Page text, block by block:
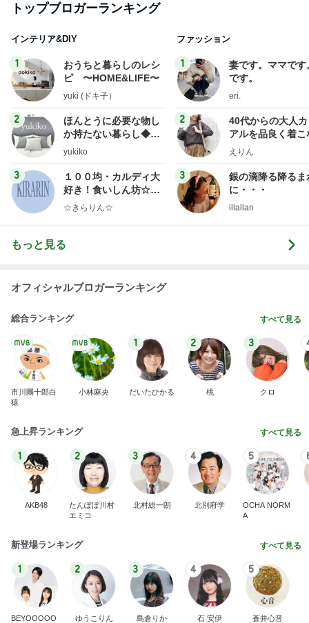
トップブロガーランキング
インテリア&DIY
1
おうちと暮らしのレシ
ピ 〜HOME&LIFE〜
yuki (ドキ子）
2
ほんとうに必要な物し
か持たない暮らし◆Ke
ep Life Simple◆〜イ
yukiko
3
１００均・カルディ大
好き！食いしん坊☆き
らりん☆のブログ
☆きらりん☆
ファッション
1
妻です。ママです
です。
eri.
2
40代からの大人
アルを品良く着こ
ファッションブロ
えりん
3
銀の滴降る降るま
に・・・
illallan
もっと見る
オフィシャルブロガーランキング
総合ランキング すべて見る
市川團十郎白
猿
小林麻央
1
だいたひかる
2
桃
3
クロ
急上昇ランキング すべて見る
1
AKB48
2
たんぽぽ川村
エミコ
3
北村総一朗
4
北別府学
5
OCHA NORM
A
新登場ランキング すべて見る
1
BEYOOOOO
2
ゆうこりん
3
島倉りか
4
石 安伊
5
蒼井心音